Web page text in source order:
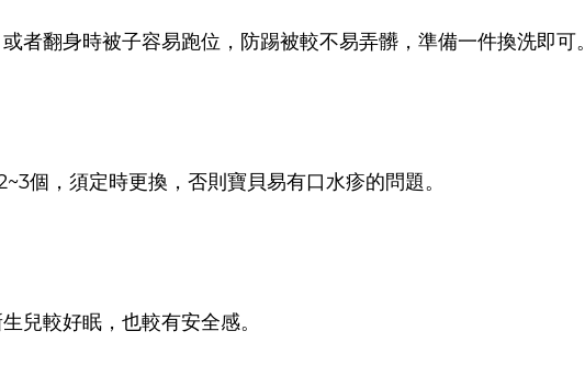
者翻身時被子容易跑位， 防踢被較不易弄髒，準備一件換洗即可。
個， 須定時更換，否則寶貝易有口水疹的問題。
兒較好眠，也較有安全感。